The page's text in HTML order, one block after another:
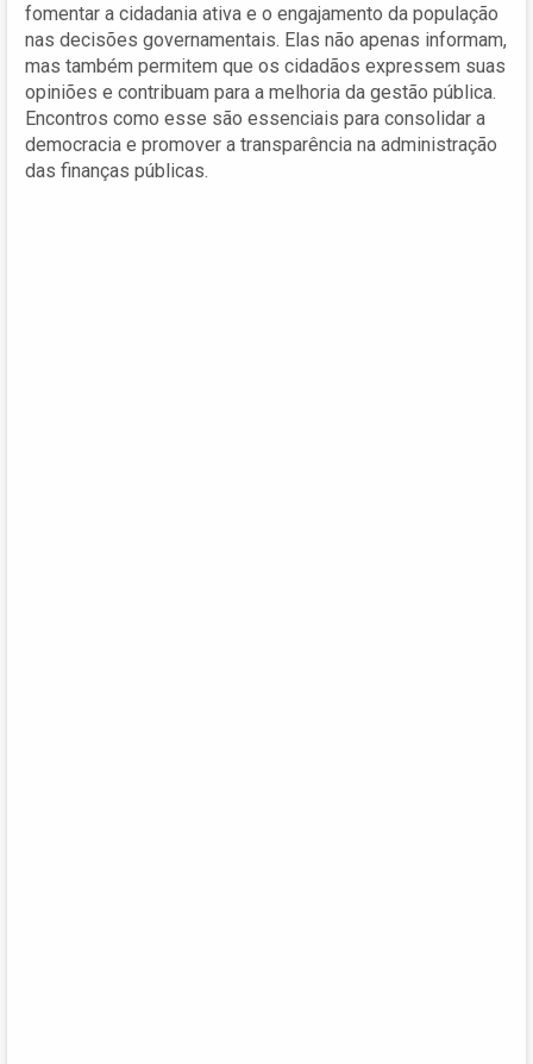
fomentar a cidadania ativa e o engajamento da população
nas decisões governamentais. Elas não apenas informam,
mas também permitem que os cidadãos expressem suas
opiniões e contribuam para a melhoria da gestão pública.
Encontros como esse são essenciais para consolidar a
democracia e promover a transparência na administração
das finanças públicas.